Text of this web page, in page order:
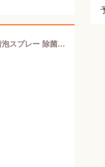
セスキ 激落ちくん セスキ密着泡スプレー 400ml （ 激落ちくん セスキ スプレー 密着泡スプレー 除菌 消臭 キッチン 洗面所 掃除 レンジ 壁 汚れ 洗面台 油汚れ クリーナー 棚 窓 冷蔵庫 臭い におい 雑菌 レンジフード コンロ ）